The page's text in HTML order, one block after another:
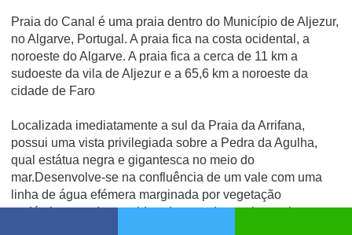
Praia do Canal é uma praia dentro do Município de Aljezur,
no Algarve, Portugal. A praia fica na costa ocidental, a
noroeste do Algarve. A praia fica a cerca de 11 km a
sudoeste da vila de Aljezur e a 65,6 km a noroeste da
cidade de Faro
Localizada imediatamente a sul da Praia da Arrifana,
possui uma vista privilegiada sobre a Pedra da Agulha,
qual estátua negra e gigantesca no meio do
mar.Desenvolve-se na confluência de um vale com uma
linha de água efémera marginada por vegetação
endémica, sendo considerada uma das praias mais